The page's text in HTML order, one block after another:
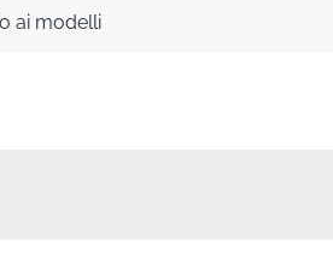
ai modelli